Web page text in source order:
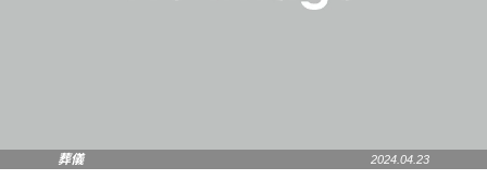
葬儀 2024.04.23